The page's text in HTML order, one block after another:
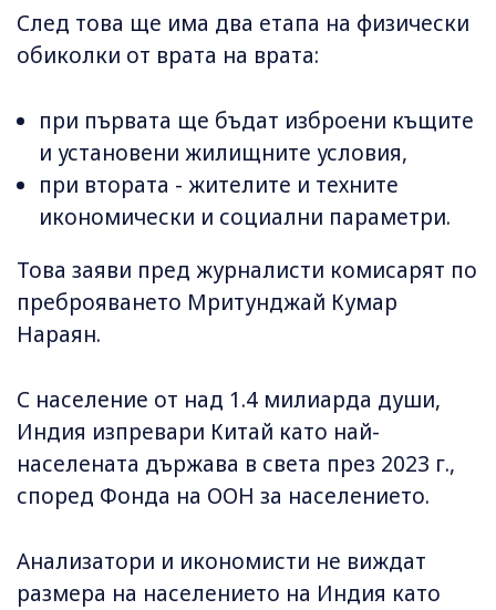
След това ще има два етапа на физически
обиколки от врата на врата:
при първата ще бъдат изброени къщите
и установени жилищните условия,
при втората - жителите и техните
икономически и социални параметри.
Това заяви пред журналисти комисарят по
преброяването Мритунджай Кумар
Нараян.
С население от над 1.4 милиарда души,
Индия изпревари Китай като най-
населената държава в света през 2023 г.,
според Фонда на ООН за населението.
Анализатори и икономисти не виждат
размера на населението на Индия като